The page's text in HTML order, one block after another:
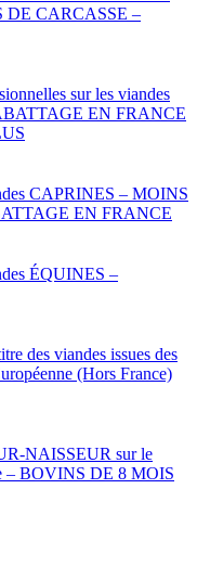
DE CARCASSE –
sur les viandes
EN FRANCE
CAPRINES – MOINS
EN FRANCE
ÉQUINES –
des viandes issues des
(Hors France)
NAISSEUR sur le
– BOVINS DE 8 MOIS